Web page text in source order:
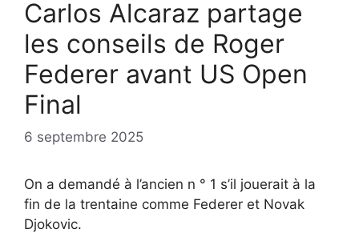
Carlos Alcaraz partage
les conseils de Roger
Federer avant US Open
Final
6 septembre 2025
On a demandé à l’ancien n ° 1 s’il jouerait à la
fin de la trentaine comme Federer et Novak
Djokovic.